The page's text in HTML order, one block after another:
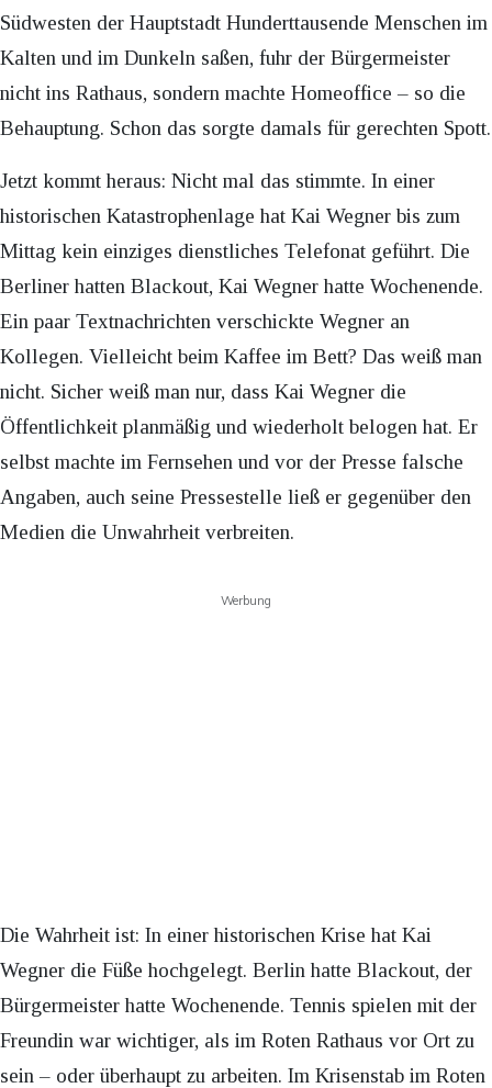
Südwesten der Hauptstadt Hunderttausende Menschen im
Kalten und im Dunkeln saßen, fuhr der Bürgermeister
nicht ins Rathaus, sondern machte Homeoffice – so die
Behauptung. Schon das sorgte damals für gerechten Spott.
Jetzt kommt heraus: Nicht mal das stimmte. In einer
historischen Katastrophenlage hat Kai Wegner bis zum
Mittag kein einziges dienstliches Telefonat geführt. Die
Berliner hatten Blackout, Kai Wegner hatte Wochenende.
Ein paar Textnachrichten verschickte Wegner an
Kollegen. Vielleicht beim Kaffee im Bett? Das weiß man
nicht. Sicher weiß man nur, dass Kai Wegner die
Öffentlichkeit planmäßig und wiederholt belogen hat. Er
selbst machte im Fernsehen und vor der Presse falsche
Angaben, auch seine Pressestelle ließ er gegenüber den
Medien die Unwahrheit verbreiten.
Werbung
Die Wahrheit ist: In einer historischen Krise hat Kai
Wegner die Füße hochgelegt. Berlin hatte Blackout, der
Bürgermeister hatte Wochenende. Tennis spielen mit der
Freundin war wichtiger, als im Roten Rathaus vor Ort zu
sein – oder überhaupt zu arbeiten. Im Krisenstab im Roten